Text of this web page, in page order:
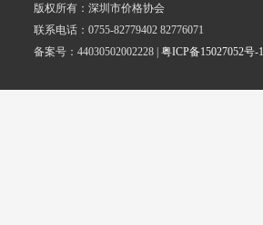
版权所有：深圳市价格协会
联系电话：0755-82779402 82776071
备案号：44030502002228 | 粤ICP备15027052号-1